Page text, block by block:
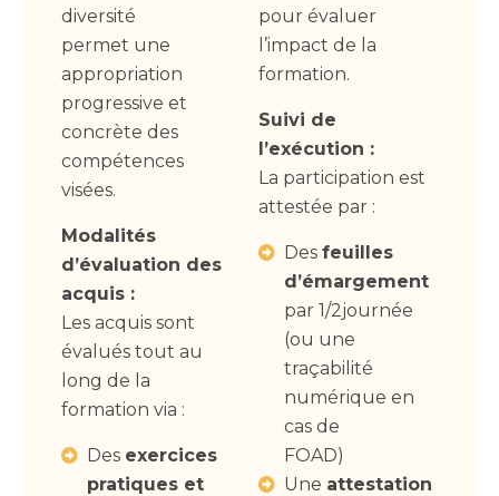
diversité
permet une
appropriation
progressive et
concrète des
compétences
visées.
Modalités
d’évaluation des
acquis :
Les acquis sont
évalués tout au
long de la
formation via :
Des exercices
pratiques et
pour évaluer
l’impact de la
formation.
Suivi de
l’exécution :
La participation est
attestée par :
Des feuilles
d’émargement
par 1/2journée
(ou une
traçabilité
numérique en
cas de
FOAD)
Une attestation